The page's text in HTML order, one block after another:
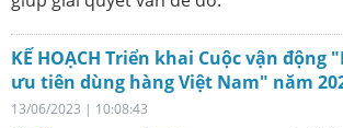
KẾ HOẠCH Triển khai Cuộc vận động
ưu tiên dùng hàng Việt Nam" năm
13/06/2023 | 10:08:43